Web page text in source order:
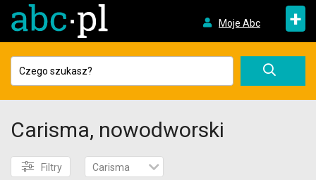
Moje Abc +
Carisma, nowodworski
Filtry Carisma